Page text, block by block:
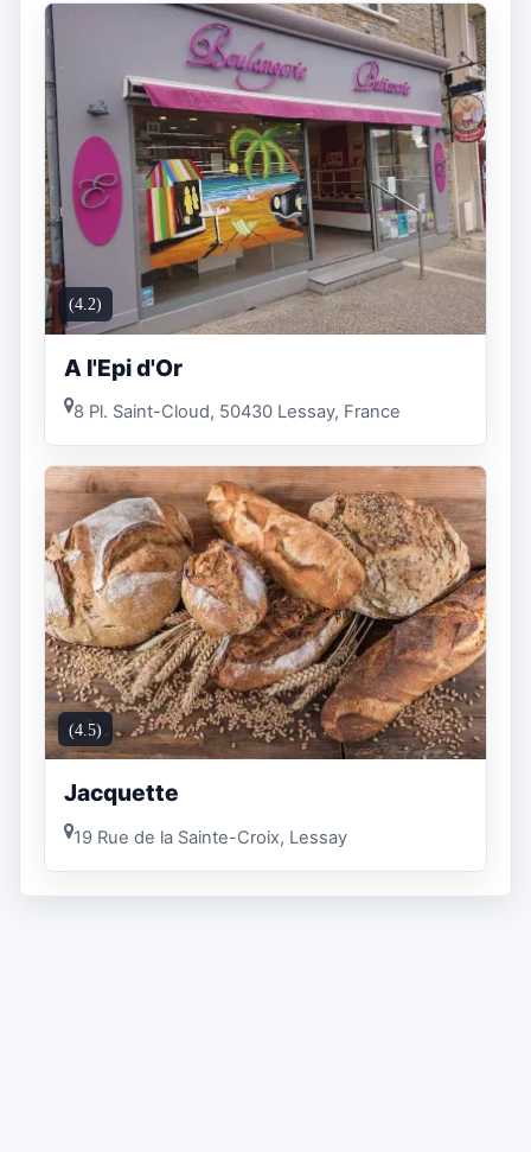
(4.2)
A l'Epi d'Or
8 Pl. Saint-Cloud, 50430 Lessay, France
(4.5)
Jacquette
19 Rue de la Sainte-Croix, Lessay